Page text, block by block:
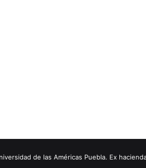
de las Américas Puebla. Ex